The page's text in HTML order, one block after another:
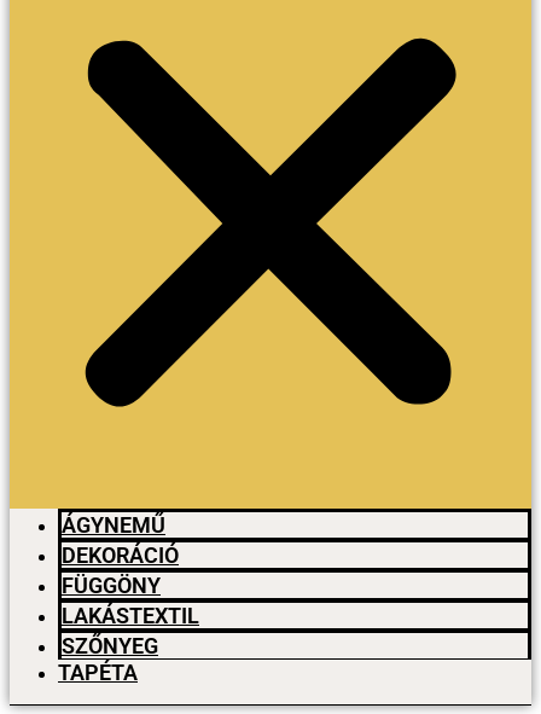
ÁGYNEMŰ
DEKORÁCIÓ
FÜGGÖNY
LAKÁSTEXTIL
SZŐNYEG
TAPÉTA